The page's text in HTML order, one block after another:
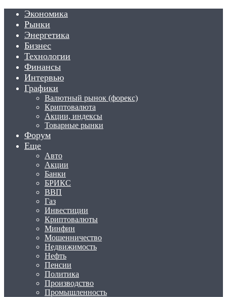
Экономика
Рынки
Энергетика
Бизнес
Технологии
Финансы
Интервью
Графики
Валютный рынок (форекс)
Криптовалюта
Акции, индексы
Товарные рынки
Форум
Еще
Авто
Акции
Банки
БРИКС
ВВП
Газ
Инвестиции
Криптовалюты
Минфин
Мошенничество
Недвижимость
Нефть
Пенсии
Политика
Производство
Промышленность